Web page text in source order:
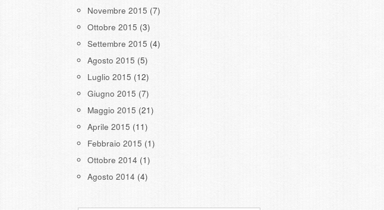
Novembre 2015 (7)
Ottobre 2015 (3)
Settembre 2015 (4)
Agosto 2015 (5)
Luglio 2015 (12)
Giugno 2015 (7)
Maggio 2015 (21)
Aprile 2015 (11)
Febbraio 2015 (1)
Ottobre 2014 (1)
Agosto 2014 (4)